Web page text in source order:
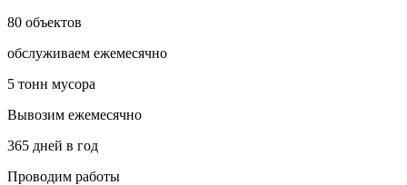
80 объектов
обслуживаем ежемесячно
5 тонн мусора
Вывозим ежемесячно
365 дней в год
Проводим работы